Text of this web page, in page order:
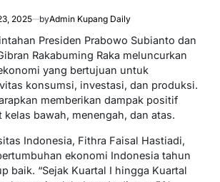
2025 byAdmin Kupang Daily
Presiden Prabowo Subianto dan
Rakabuming Raka meluncurkan
yang bertujuan untuk
konsumsi, investasi, dan produksi.
memberikan dampak positif
kelas bawah, menengah, dan atas.
Indonesia, Fithra Faisal Hastiadi,
ekonomi Indonesia tahun
baik. “Sejak Kuartal I hingga Kuartal